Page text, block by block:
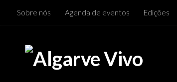
Skip to content
Sobre nós Agenda de eventos Edições